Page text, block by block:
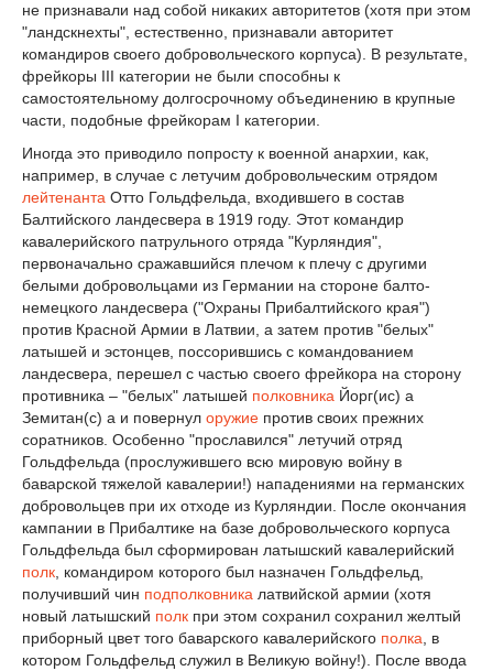
не признавали над собой никаких авторитетов (хотя при этом
"ландскнехты", естественно, признавали авторитет
командиров своего добровольческого корпуса). В результате,
фрейкоры III категории не были способны к
самостоятельному долгосрочному объединению в крупные
части, подобные фрейкорам I категории.
Иногда это приводило попросту к военной анархии, как,
например, в случае с летучим добровольческим отрядом
лейтенанта Отто Гольдфельда, входившего в состав
Балтийского ландесвера в 1919 году. Этот командир
кавалерийского патрульного отряда "Курляндия",
первоначально сражавшийся плечом к плечу с другими
белыми добровольцами из Германии на стороне балто-
немецкого ландесвера ("Охраны Прибалтийского края")
против Красной Армии в Латвии, а затем против "белых"
латышей и эстонцев, поссорившись с командованием
ландесвера, перешел с частью своего фрейкора на сторону
противника – "белых" латышей полковника Йорг(ис) а
Земитан(с) а и повернул оружие против своих прежних
соратников. Особенно "прославился" летучий отряд
Гольдфельда (прослужившего всю мировую войну в
баварской тяжелой кавалерии!) нападениями на германских
добровольцев при их отходе из Курляндии. После окончания
кампании в Прибалтике на базе добровольческого корпуса
Гольдфельда был сформирован латышский кавалерийский
полк , командиром которого был назначен Гольдфельд,
получивший чин подполковника латвийской армии (хотя
новый латышский полк при этом сохранил сохранил желтый
приборный цвет того баварского кавалерийского полка , в
котором Гольдфельд служил в Великую войну!). После ввода